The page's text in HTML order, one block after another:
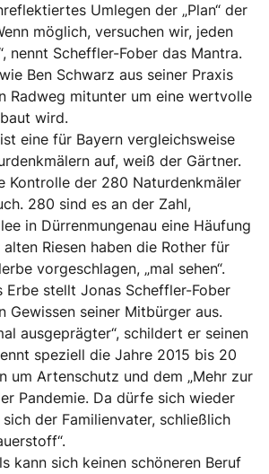
Umlegen der „Plan“ der
möglich, versuchen wir, jeden
nennt Scheffler-Fober das Mantra.
Ben Schwarz aus seiner Praxis
Radweg mitunter um eine wertvolle
wird.
eine für Bayern vergleichsweise
auf, weiß der Gärtner.
Kontrolle der 280 Naturdenkmäler
280 sind es an der Zahl,
in Dürrenmungenau eine Häufung
Riesen haben die Rother für
vorgeschlagen, „mal sehen“.
Erbe stellt Jonas Scheffler-Fober
Gewissen seiner Mitbürger aus.
ausgeprägter“, schildert er seinen
speziell die Jahre 2015 bis 20
um Artenschutz und dem „Mehr zur
Pandemie. Da dürfe sich wieder
der Familienvater, schließlich
kann sich keinen schöneren Beruf